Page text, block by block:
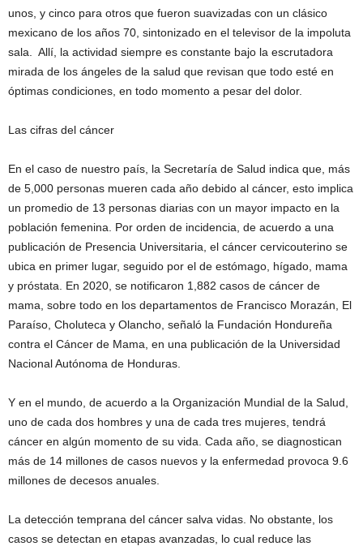
unos, y cinco para otros que fueron suavizadas con un clásico
mexicano de los años 70, sintonizado en el televisor de la impoluta
sala. Allí, la actividad siempre es constante bajo la escrutadora
mirada de los ángeles de la salud que revisan que todo esté en
óptimas condiciones, en todo momento a pesar del dolor.
Las cifras del cáncer
En el caso de nuestro país, la Secretaría de Salud indica que, más
de 5,000 personas mueren cada año debido al cáncer, esto implica
un promedio de 13 personas diarias con un mayor impacto en la
población femenina. Por orden de incidencia, de acuerdo a una
publicación de Presencia Universitaria, el cáncer cervicouterino se
ubica en primer lugar, seguido por el de estómago, hígado, mama
y próstata. En 2020, se notificaron 1,882 casos de cáncer de
mama, sobre todo en los departamentos de Francisco Morazán, El
Paraíso, Choluteca y Olancho, señaló la Fundación Hondureña
contra el Cáncer de Mama, en una publicación de la Universidad
Nacional Autónoma de Honduras.
Y en el mundo, de acuerdo a la Organización Mundial de la Salud,
uno de cada dos hombres y una de cada tres mujeres, tendrá
cáncer en algún momento de su vida. Cada año, se diagnostican
más de 14 millones de casos nuevos y la enfermedad provoca 9.6
millones de decesos anuales.
La detección temprana del cáncer salva vidas. No obstante, los
casos se detectan en etapas avanzadas, lo cual reduce las